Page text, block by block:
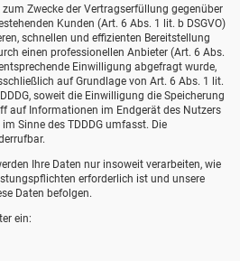
Zwecke der Vertragserfüllung gegenüber
Kunden (Art. 6 Abs. 1 lit. b DSGVO)
schnellen und effizienten Bereitstellung
einen professionellen Anbieter (Art. 6 Abs.
Einwilligung abgefragt wurde,
auf Grundlage von Art. 6 Abs. 1 lit.
soweit die Einwilligung die Speicherung
auf Informationen im Endgerät des Nutzers
Sinne des TDDDG umfasst. Die
Ihre Daten nur insoweit verarbeiten, wie
erforderlich ist und unsere
Daten befolgen.
ein: